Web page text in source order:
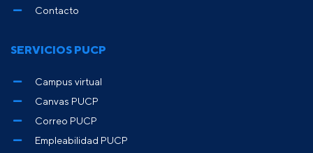
Contacto
SERVICIOS PUCP
Campus virtual
Canvas PUCP
Correo PUCP
Empleabilidad PUCP